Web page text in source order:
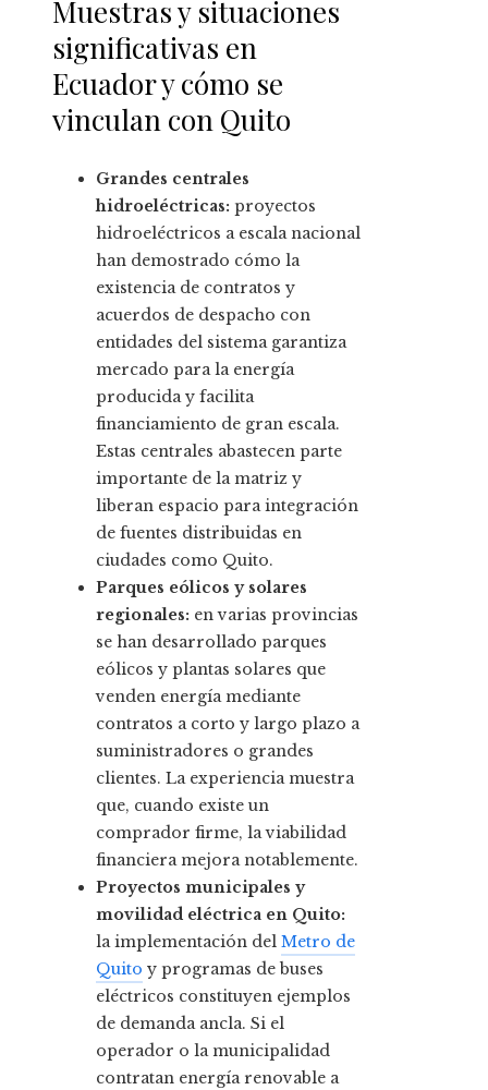
Muestras y situaciones
significativas en
Ecuador y cómo se
vinculan con Quito
Grandes centrales
hidroeléctricas: proyectos
hidroeléctricos a escala nacional
han demostrado cómo la
existencia de contratos y
acuerdos de despacho con
entidades del sistema garantiza
mercado para la energía
producida y facilita
financiamiento de gran escala.
Estas centrales abastecen parte
importante de la matriz y
liberan espacio para integración
de fuentes distribuidas en
ciudades como Quito.
Parques eólicos y solares
regionales: en varias provincias
se han desarrollado parques
eólicos y plantas solares que
venden energía mediante
contratos a corto y largo plazo a
suministradores o grandes
clientes. La experiencia muestra
que, cuando existe un
comprador firme, la viabilidad
financiera mejora notablemente.
Proyectos municipales y
movilidad eléctrica en Quito:
la implementación del Metro de
Quito y programas de buses
eléctricos constituyen ejemplos
de demanda ancla. Si el
operador o la municipalidad
contratan energía renovable a